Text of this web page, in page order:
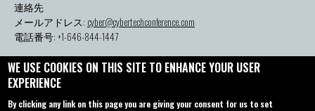
連絡先
メールアドレス: cyber@cybertechconference.com
電話番号: +1-646-844-1447
お問い合わせ
WE USE COOKIES ON THIS SITE TO ENHANCE YOUR USER
EXPERIENCE
By clicking any link on this page you are giving your consent for us to set